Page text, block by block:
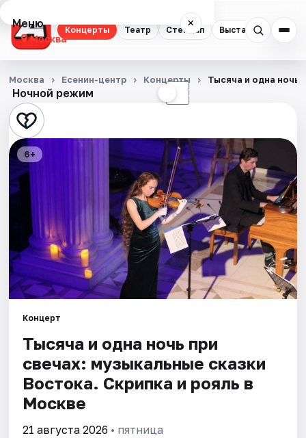
Концерты Театр Стендап Выставки
Меню ×
Москва
Концерты
Театр
Стендап
Выставки
Квесты
Экскурсии
Спорт
События
Города
Площадки
Артисты
Ночной режим ☾
Москва Есенин-центр Концерты Тысяча и одна ночь
6+
Концерт
Тысяча и одна ночь при
свечах: музыкальные сказки
Востока. Скрипка и рояль в
Москве
21 августа 2026 • пятница